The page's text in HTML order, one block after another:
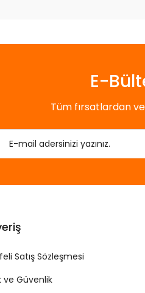
E-
Tüm fırsatlardan
Satış Sözleşmesi
ve Güvenlik